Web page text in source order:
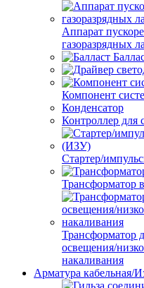
Аппарат
газоразрядных
Компонент
Конденсатор
Контроллер для
Стартер/
Трансформатор
Трансформатор
освещения/
накаливания
Арматура кабельная/